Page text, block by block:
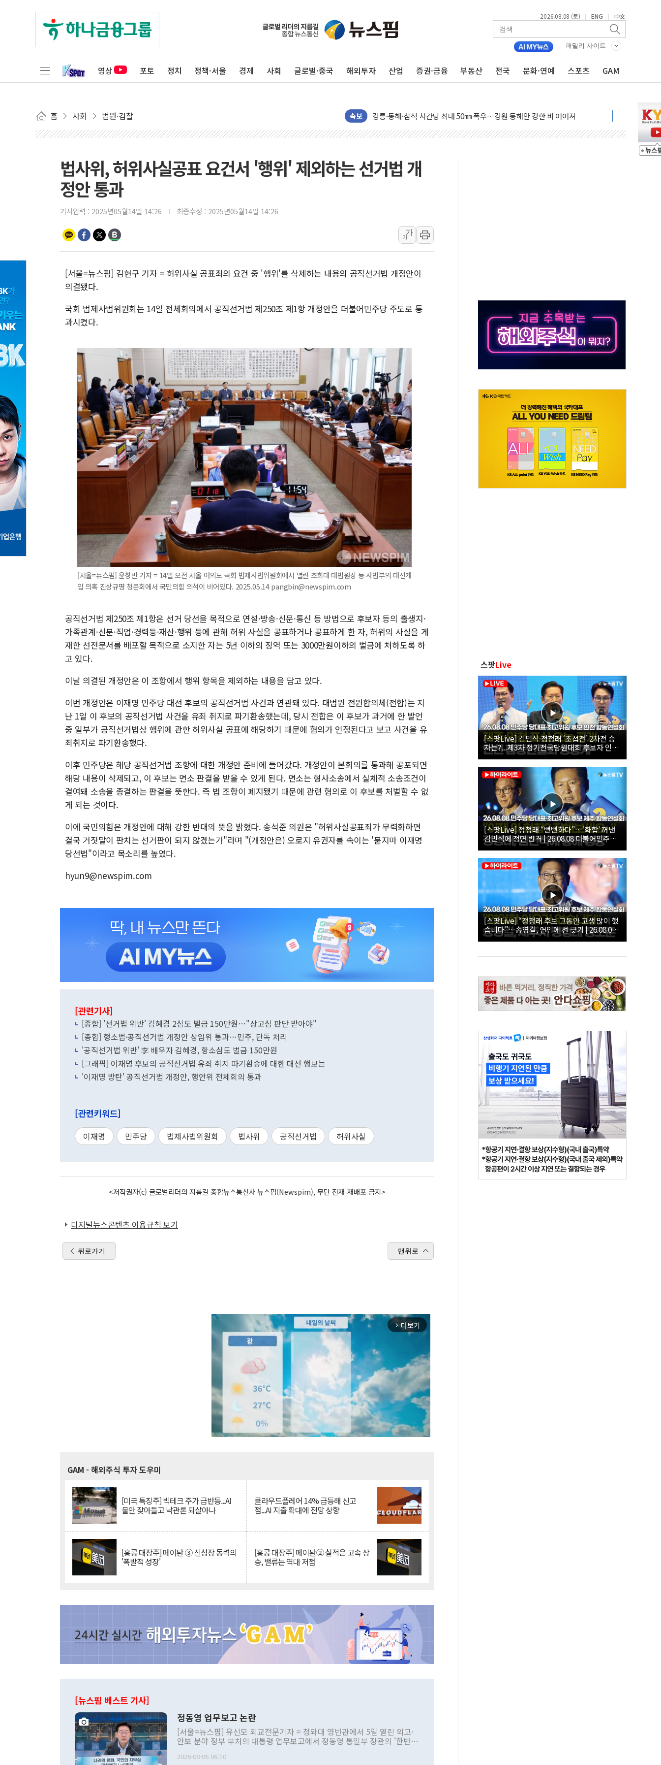
2026.08.08 (토) | ENG | 中文
패밀리 사이트
영상 포토 정치 정책·서울 경제 사회 글로벌·중국 해외투자 산업 증권·금융 부동산 전국 문화·연예 스포츠 GAM
홈 사회 법원·검찰 속보
이번주 국내 주요 금융일정(8.10~8.14)
美, 이란전 출구전략 만지작…공습 한계·탄약 부족 현실화
폐기물 수거하다 참변…60대 환경미화원 수거차에 치여 사망
서울 중랑구 주택가서 흉기 난동…60대 남성 2명 숨져
여수 오동도 인근 해상서 모터보트 전복…1명 사망·1명 실종
추미애, '위안부' 피해자 기림의 날 참석..."국제적 시민 연대로 목소리 내야"
李대통령, ISA 개편 재검토 지시…與 "적극 환영"·野 "졸속 국정"
동해중부 전 해상 풍랑주의보…10일까지 최대 3.5m 높은 물결
中 전방위 아파트 부양, 수도 베이징도 부동산 규제 철폐
동해시, 11~14일 '별똥별 멍' 운영…페르세우스 유성우 관측
강원 중·남부 동해안 시간당 50mm 이상 폭우…호우경보 발효
청양 밭에서 일하던 90대 숨져…온열질환 여부 조사
폭염에 車 운전면허 기능시험 오전 집중 편성…체감온도 38도 넘으면 중단
법사위, 허위사실공표 요건서 '행위' 제외하는 선거법 개
정안 통과
기사입력 : 2025년05월14일 14:26 최종수정 : 2025년05월14일 14:26
가
가
[서울=뉴스핌] 김현구 기자 = 허위사실 공표죄의 요건 중 '행위'를 삭제하는 내용의 공직선거법 개정안이
의결됐다.
국회 법제사법위원회는 14일 전체회의에서 공직선거법 제250조 제1항 개정안을 더불어민주당 주도로 통
과시켰다.
[서울=뉴스핌] 윤창빈 기자 = 14일 오전 서울 여의도 국회 법제사법위원회에서 열린 조희대 대법원장 등 사법부의 대선개
입 의혹 진상규명 청문회에서 국민의힘 의석이 비어있다. 2025.05.14 pangbin@newspim.com
공직선거법 제250조 제1항은 선거 당선을 목적으로 연설·방송·신문·통신 등 방법으로 후보자 등의 출생지·
가족관계·신분·직업·경력등·재산·행위 등에 관해 허위 사실을 공표하거나 공표하게 한 자, 허위의 사실을 게
재한 선전문서를 배포할 목적으로 소지한 자는 5년 이하의 징역 또는 3000만원이하의 벌금에 처하도록 하
고 있다.
이날 의결된 개정안은 이 조항에서 행위 항목을 제외하는 내용을 담고 있다.
이번 개정안은 이재명 민주당 대선 후보의 공직선거법 사건과 연관돼 있다. 대법원 전원합의체(전합)는 지
난 1일 이 후보의 공직선거법 사건을 유죄 취지로 파기환송했는데, 당시 전합은 이 후보가 과거에 한 발언
중 일부가 공직선거법상 행위에 관한 허위사실 공표에 해당하기 때문에 혐의가 인정된다고 보고 사건을 유
죄취지로 파기환송했다.
이후 민주당은 해당 공직선거법 조항에 대한 개정안 준비에 들어갔다. 개정안이 본회의를 통과해 공포되면
해당 내용이 삭제되고, 이 후보는 면소 판결을 받을 수 있게 된다. 면소는 형사소송에서 실체적 소송조건이
결여돼 소송을 종결하는 판결을 뜻한다. 즉 법 조항이 폐지됐기 때문에 관련 혐의로 이 후보를 처벌할 수 없
게 되는 것이다.
이에 국민의힘은 개정안에 대해 강한 반대의 뜻을 밝혔다. 송석준 의원은 "허위사실공표죄가 무력화하면
결국 거짓말이 판치는 선거판이 되지 않겠는가"라며 "(개정안은) 오로지 유권자를 속이는 '묻지마 이재명
당선법"이라고 목소리를 높였다.
hyun9@newspim.com
[관련기사]
[종합] '선거법 위반' 김혜경 2심도 벌금 150만원…"상고심 판단 받아야"
[종합] 형소법·공직선거법 개정안 상임위 통과…민주, 단독 처리
'공직선거법 위반' 李 배우자 김혜경, 항소심도 벌금 150만원
[그래픽] 이재명 후보의 공직선거법 유죄 취지 파기환송에 대한 대선 행보는
'이재명 방탄' 공직선거법 개정안, 행안위 전체회의 통과
[관련키워드]
이재명 민주당 법제사법위원회 법사위 공직선거법 허위사실
<저작권자(c) 글로벌리더의 지름길 종합뉴스통신사 뉴스핌(Newspim), 무단 전재-재배포 금지>
디지털뉴스콘텐츠 이용규칙 보기
뒤로가기 맨위로
arrow_forward_ios 더보기
GAM - 해외주식 투자 도우미
[미국 특징주] 빅테크 주가 급반등...AI
불안 잦아들고 낙관론 되살아나
클라우드플레어 14% 급등해 신고
점...AI 지출 확대에 전망 상향
[홍콩 대장주] 메이퇀 ③ 신성장 동력의
'폭발적 성장'
[홍콩 대장주] 메이퇀② 실적은 고속 상
승, 밸류는 역대 저점
[뉴스핌 베스트 기사]
정동영 업무보고 논란
[서울=뉴스핌] 유신모 외교전문기자 = 청와대 영빈관에서 5일 열린 외교·
안보 분야 정부 부처의 대통령 업무보고에서 정동영 통일부 장관의 '한반도
발언 중에는 정부 내 조율을 거치지 않은 사안을 정책으로 추진하겠다고 공
2026-08-06 06:10
스팟Live
[스팟Live] 김민석·정청래 ‘초접전’ 2차전 승
자는?...제3차 정기전국당원대회 후보자 인천
합동연설회 생중계 | 26.08.08
[스팟Live] 정청래 “뻔뻔하다”…‘화합’ 꺼낸
김민석에 정면 반격 | 26.08.08 더불어민주당
당대표·최고위원 후보 제주 합동연설회
[스팟Live] “정청래 후보 그동안 고생 많이 했
습니다”…송영길, 연임에 선 긋기 | 26.08.08
더불어민주당 당대표·최고위원 후보 제주 합